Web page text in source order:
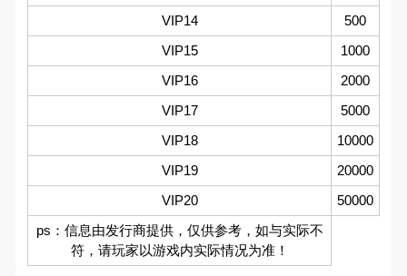
VIP14
500
VIP15
1000
VIP16
2000
VIP17
5000
VIP18
10000
VIP19
20000
VIP20
50000
ps：信息由发行商提供，仅供参考，如与实际不
符，请玩家以游戏内实际情况为准！